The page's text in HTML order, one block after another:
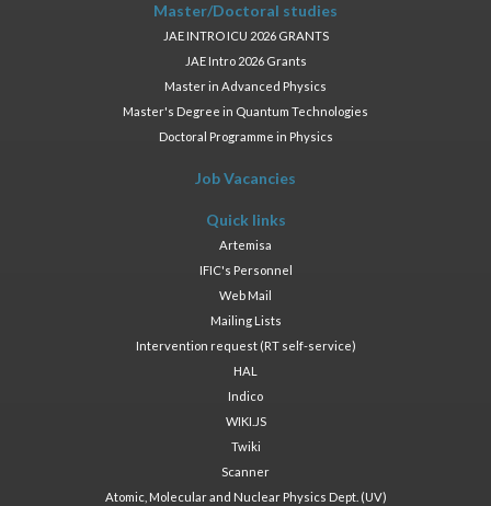
Master/Doctoral studies
JAE INTRO ICU 2026 GRANTS
JAE Intro 2026 Grants
Master in Advanced Physics
Master's Degree in Quantum Technologies
Doctoral Programme in Physics
Job Vacancies
Quick links
Artemisa
IFIC's Personnel
Web Mail
Mailing Lists
Intervention request (RT self-service)
HAL
Indico
WIKI.JS
Twiki
Scanner
Atomic, Molecular and Nuclear Physics Dept. (UV)